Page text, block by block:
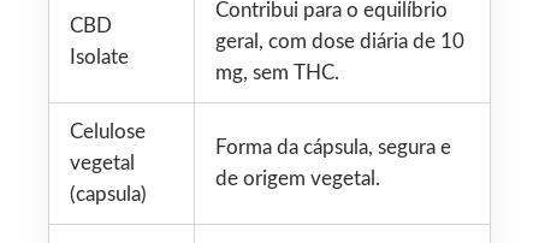
CBD
Isolate
Contribui para o equilíbrio
geral, com dose diária de 10
mg, sem THC.
Celulose
vegetal
(capsula)
Forma da cápsula, segura e
de origem vegetal.